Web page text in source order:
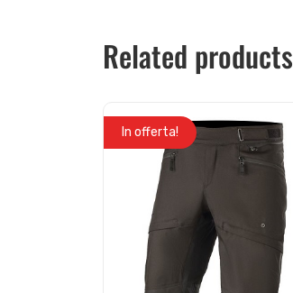
Related products
In offerta!